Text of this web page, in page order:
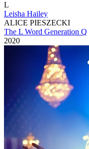
L
Leisha Hailey
ALICE PIESZECKI
The L Word Generation Q
2020